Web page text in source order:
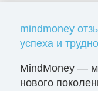
mindmoney
успеха и
MindMoney —
нового